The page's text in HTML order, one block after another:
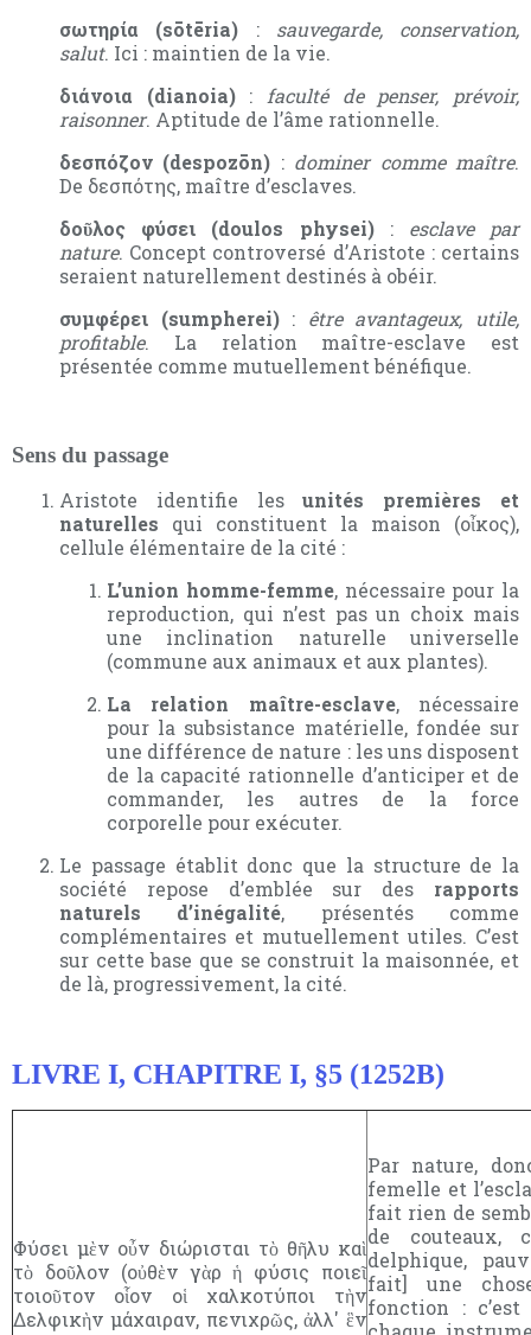
σωτηρία (sōtēria) : sauvegarde, conservation,
salut. Ici : maintien de la vie.
διάνοια (dianoia): faculté de penser, prévoir,
raisonner. Aptitude de l’âme rationnelle.
δεσπόζον (despozōn) : dominer comme maître.
De δεσπότης, maître d’esclaves.
δοῦλος φύσει (doulos physei): esclave par
nature. Concept controversé d’Aristote : certains
seraient naturellement destinés à obéir.
συμφέρει (sumpherei): être avantageux, utile,
profitable. La relation maître-esclave est
présentée comme mutuellement bénéfique.
Sens du passage
Aristote identifie lesunités premières et
naturelles qui constituent la maison (οἶκος),
cellule élémentaire de la cité :
L’union homme-femme, nécessaire pour la
reproduction, qui n’est pas un choix mais
une inclination naturelle universelle
(commune aux animaux et aux plantes).
La relation maître-esclave, nécessaire
pour la subsistance matérielle, fondée sur
une différence de nature : les uns disposent
de la capacité rationnelle d’anticiper et de
commander, les autres de la force
corporelle pour exécuter.
Le passage établit donc que la structure de la
société repose d’emblée sur des rapports
naturels d’inégalité, présentés comme
complémentaires et mutuellement utiles. C’est
sur cette base que se construit la maisonnée, et
de là, progressivement, la cité.
LIVRE I, CHAPITRE I, §5 (1252B)
Φύσει μὲν οὖν διώρισται τὸ θῆλυ καὶ
τὸ δοῦλον (οὐθὲν γὰρ ἡ φύσις ποιεῖ
τοιοῦτον οἷον οἱ χαλκοτύποι τὴν
Δελφικὴν μάχαιραν, πενιχρῶς, ἀλλ' ἓν
Par nature,
femelle et
fait rien de
de couteaux,
delphique,
fait] une
fonction :